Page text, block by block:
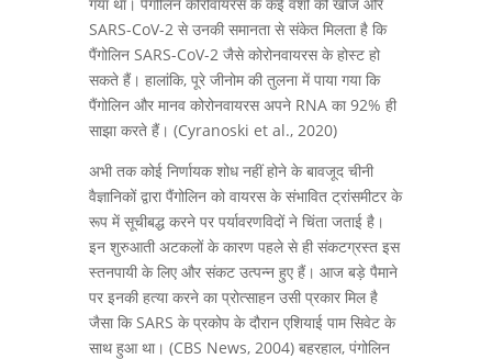
SARS-CoV-2 से उनकी समानता से संकेत मिलता है कि
पैंगोलिन SARS-CoV-2 जैसे कोरोनवायरस के होस्ट हो
सकते हैं। हालांकि, पूरे जीनोम की तुलना में पाया गया कि
पैंगोलिन और मानव कोरोनवायरस अपने RNA का 92% ही
साझा करते हैं। (Cyranoski et al., 2020)
अभी तक कोई निर्णायक शोध नहीं होने के बावजूद चीनी
वैज्ञानिकों द्वारा पैंगोलिन को वायरस के संभावित ट्रांसमीटर के
रूप में सूचीबद्ध करने पर पर्यावरणविदों ने चिंता जताई है।
इन शुरुआती अटकलों के कारण पहले से ही संकटग्रस्त इस
स्तनपायी के लिए और संकट उत्पन्न हुए हैं। आज बड़े पैमाने
पर इनकी हत्या करने का प्रोत्साहन उसी प्रकार मिल है
जैसा कि SARS के प्रकोप के दौरान एशियाई पाम सिवेट के
साथ हुआ था। (CBS News, 2004) बहरहाल, पंगोलिन